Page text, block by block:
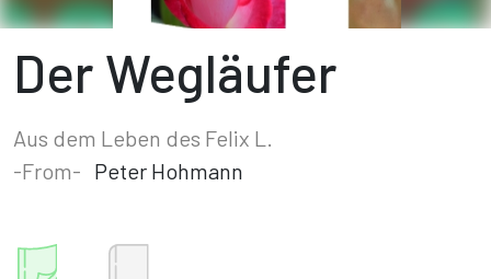
Der Wegläufer
Aus dem Leben des Felix L.
-From- Peter Hohmann